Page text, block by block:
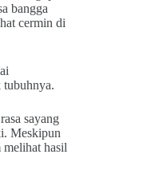
bangga
cermin di
tubuhnya.
sayang
Meskipun
melihat hasil